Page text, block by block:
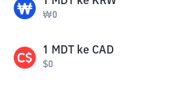
₩0
1 MDT ke CAD
$0